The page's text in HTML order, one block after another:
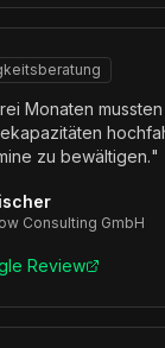
Monaten
zu bewältigen."
Consulting GmbH
Review